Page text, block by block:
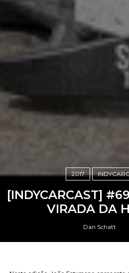
2017
[INDYCARCAST]
VIRADA DA
Dan Schatt